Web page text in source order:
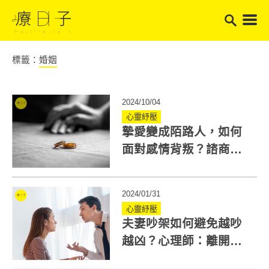
標籤： 婚姻
2024/10/04
心靈紓壓
摯愛變成陌路人，如何
面對感情背叛？諮商心
2024/01/31
心靈紓壓
夫妻吵架如何避免越吵
越凶？心理師：離開吵